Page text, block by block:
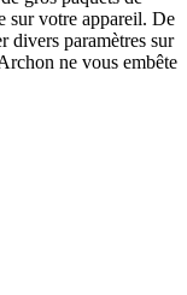
sur votre appareil. De
divers paramètres sur
ne vous embête